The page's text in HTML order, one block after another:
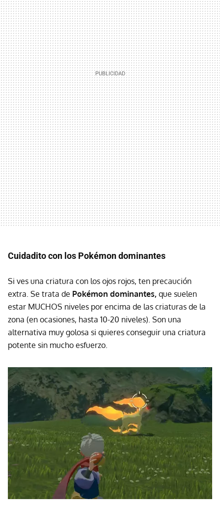
Cuidadito con los Pokémon dominantes
Si ves una criatura con los ojos rojos, ten precaución
extra. Se trata de Pokémon dominantes, que suelen
estar MUCHOS niveles por encima de las criaturas de la
zona (en ocasiones, hasta 10-20 niveles). Son una
alternativa muy golosa si quieres conseguir una criatura
potente sin mucho esfuerzo.